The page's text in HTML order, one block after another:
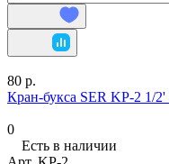
80 р.
Кран-букса SER KP-2 1/2'
0
Есть в наличии